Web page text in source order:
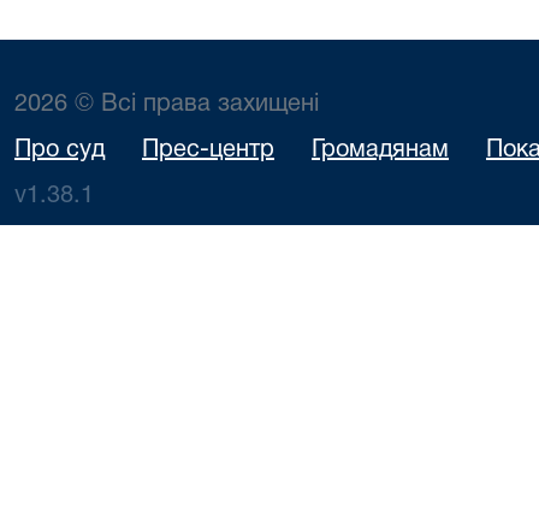
2026 © Всі права захищені
Про суд Прес-центр Громадянам
v1.38.1